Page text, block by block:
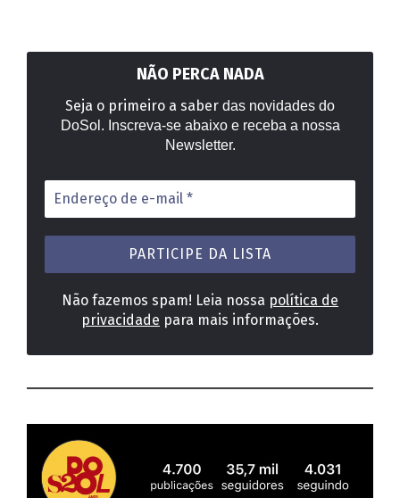
NÃO PERCA NADA
Seja o primeiro a saber das novidades do
DoSol. Inscreva-se abaixo e receba a nossa
Newsletter.
Endereço
de
e-
mail
Não fazemos spam! Leia nossa política de
privacidade para mais informações.